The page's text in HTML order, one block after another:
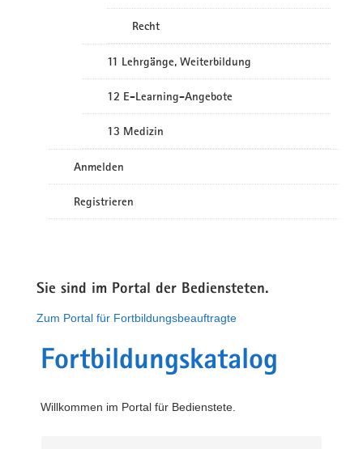
Recht
11 Lehrgänge, Weiterbildung
12 E-Learning-Angebote
13 Medizin
Anmelden
Registrieren
Sie sind im Portal der Bediensteten.
Zum Portal für Fortbildungsbeauftragte
Fortbildungskatalog
Willkommen im Portal für Bedienstete.